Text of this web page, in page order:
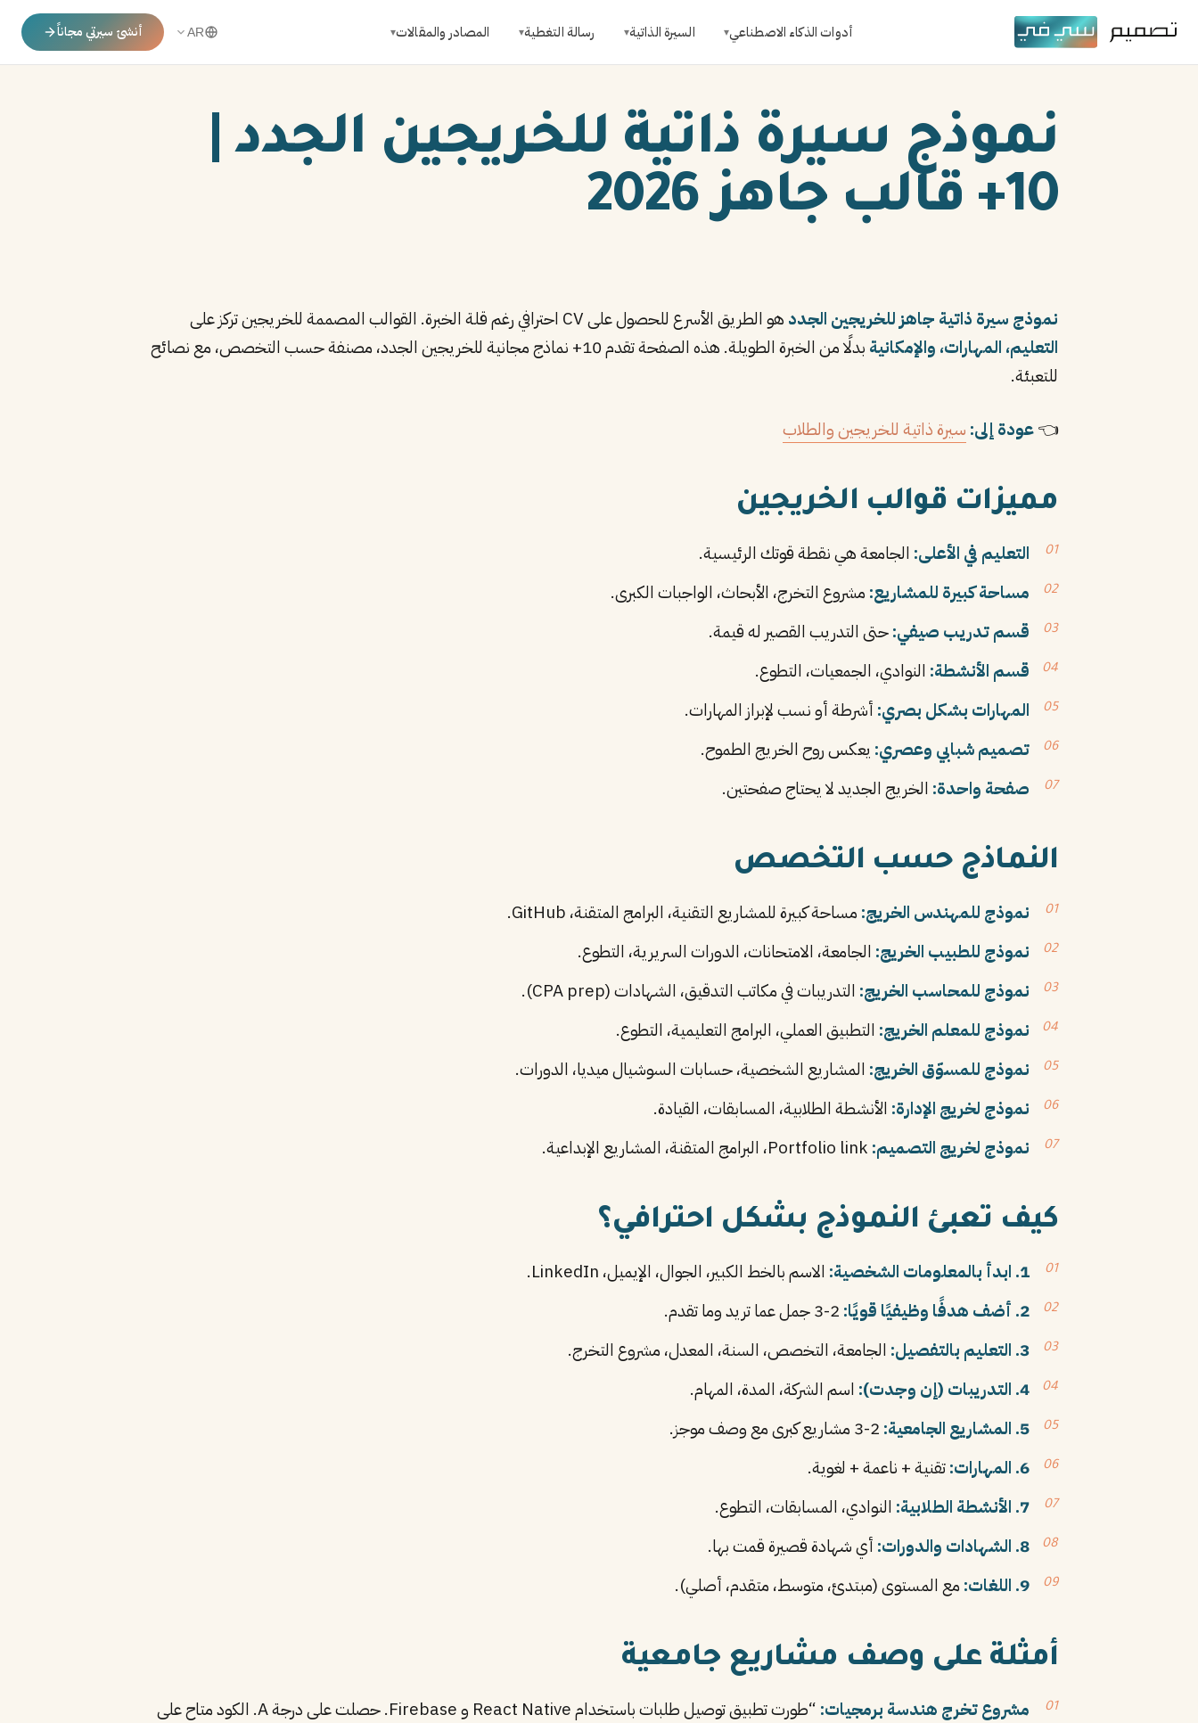
أدوات الذكاء الاصطناعي▾ السيرة الذاتية▾ رسالة التغطية▾ المصادر والمقالات▾
AR أنشئ سيرتي مجاناً
نموذج سيرة ذاتية للخريجين الجدد |
10+ قالب جاهز 2026
نموذج سيرة ذاتية جاهز للخريجين الجدد هو الطريق الأسرع للحصول على CV احترافي رغم قلة الخبرة. القوالب المصممة للخريجين تركز على
التعليم، المهارات، والإمكانية
بدلًا من الخبرة الطويلة. هذه الصفحة تقدم 10+ نماذج مجانية للخريجين الجدد، مصنفة حسب التخصص، مع نصائح
للتعبئة.
👈عودة إلى: سيرة ذاتية للخريجين والطلاب
مميزات قوالب الخريجين
التعليم في الأعلى: الجامعة هي نقطة قوتك الرئيسية.
مساحة كبيرة للمشاريع: مشروع التخرج، الأبحاث، الواجبات الكبرى.
قسم تدريب صيفي:حتى التدريب القصير له قيمة.
قسم الأنشطة: النوادي، الجمعيات، التطوع.
المهارات بشكل بصري: أشرطة أو نسب لإبراز المهارات.
تصميم شبابي وعصري: يعكس روح الخريج الطموح.
صفحة واحدة: الخريج الجديد لا يحتاج صفحتين.
النماذج حسب التخصص
نموذج للمهندس الخريج: مساحة كبيرة للمشاريع التقنية، البرامج المتقنة، GitHub.
نموذج للطبيب الخريج: الجامعة، الامتحانات، الدورات السريرية، التطوع.
نموذج للمحاسب الخريج: التدريبات في مكاتب التدقيق، الشهادات (CPA prep).
نموذج للمعلم الخريج: التطبيق العملي، البرامج التعليمية، التطوع.
نموذج للمسوّق الخريج: المشاريع الشخصية، حسابات السوشيال ميديا، الدورات.
نموذج لخريج الإدارة: الأنشطة الطلابية، المسابقات، القيادة.
نموذج لخريج التصميم:
كيف تعبئ النموذج بشكل احترافي؟
1. ابدأ بالمعلومات الشخصية:
الاسم بالخط الكبير، الجوال، الإيميل، LinkedIn.
2. أضف هدفًا وظيفيًا قويًا:
3. التعليم بالتفصيل:
الجامعة، التخصص، السنة، المعدل، مشروع التخرج.
4. التدريبات (إن وجدت):
اسم الشركة، المدة، المهام.
5. المشاريع الجامعية:
6. المهارات:
تقنية + ناعمة + لغوية.
7. الأنشطة الطلابية:
النوادي، المسابقات، التطوع.
8. الشهادات والدورات:
أي شهادة قصيرة قمت بها.
9. اللغات:
مع المستوى (مبتدئ، متوسط، متقدم، أصلي).
أمثلة على وصف مشاريع جامعية
مشروع تخرج هندسة برمجيات:
“طورت تطبيق توصيل طلبات باستخدام React Native و Firebase. حصلت على درجة A. الكود متاح على